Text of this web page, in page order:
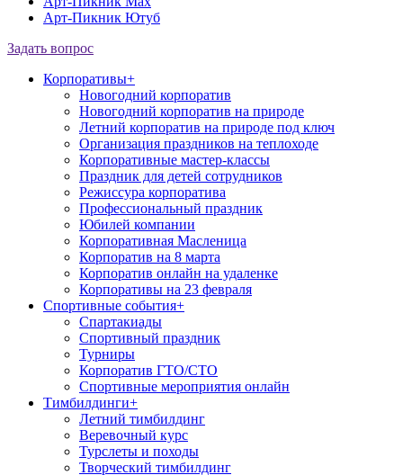
Арт-Пикник Ютуб
Задать вопрос
Корпоративы+
Новогодний корпоратив
Новогодний корпоратив на природе
Летний корпоратив на природе под ключ
Организация праздников на теплоходе
Корпоративные мастер-классы
Праздник для детей сотрудников
Режиссура корпоратива
Профессиональный праздник
Юбилей компании
Корпоративная Масленица
Корпоратив на 8 марта
Корпоратив онлайн на удаленке
Корпоративы на 23 февраля
Спортивные события+
Спартакиады
Спортивный праздник
Турниры
Корпоратив ГТО/СТО
Спортивные мероприятия онлайн
Тимбилдинги+
Летний тимбилдинг
Веревочный курс
Турслеты и походы
Творческий тимбилдинг